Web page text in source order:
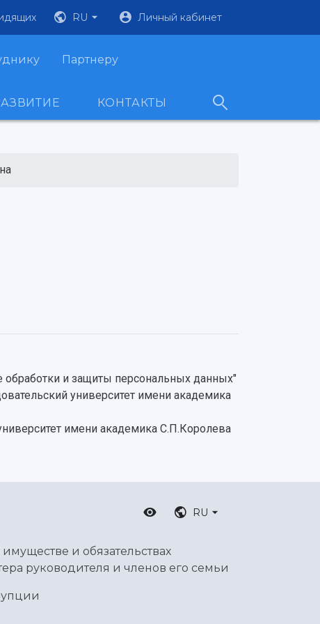
RU Личный кабинет
Партнеру
КОНТАКТЫ
и защиты персональных данных"
университет имени академика
имени академика С.П.Королева
RU
и обязательствах
руководителя и членов его семьи